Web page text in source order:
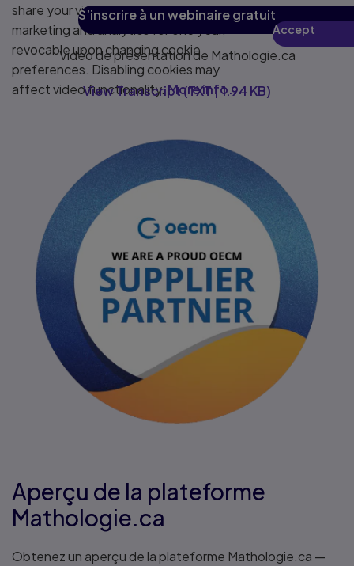
S’inscrire à un webinaire gratuit
Play
share your viewership data for
marketing and analytics for one year,
revocable upon changing cookie
preferences. Disabling cookies may
affect video functionality.More info...
Accept
Vidéo de présentation de Mathologie.ca
View Transcript(TXT|1.94 KB)
Aperçu de la plateforme
Mathologie.ca
Obtenez un aperçu de la plateforme Mathologie.ca —